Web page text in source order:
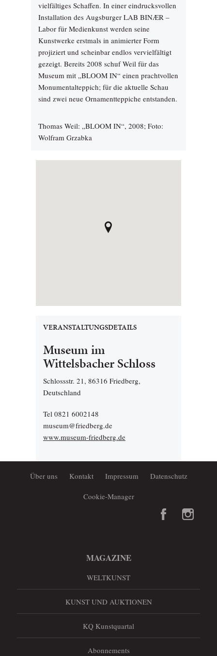
vielfältiges Schaffen. In einer eindrucksvollen
Installation des Augsburger LAB BINÆR –
Labor für Medienkunst werden seine
Kunstwerke erstmals in animierter Form
projiziert und scheinbar endlos vervielfältigt
gezeigt. Bereits 2008 schuf Weil für das
Museum mit „BLOOM IN“ einen prachtvollen
Monumentalteppich; für die aktuelle Schau
sind zwei neue Ornamentteppiche entstanden.
Thomas Weil: „BLOOM IN“, 2008; Foto:
Wolfram Grzabka
VERANSTALTUNGSDETAILS
Museum im
Wittelsbacher Schloss
Schlossstr. 21, 86316 Friedberg,
Deutschland
Tel 0821 6002148
museum@friedberg.de
www.museum-friedberg.de
Über uns Kontakt Impressum Datenschutz
Cookie-Manager
MAGAZINE
WELTKUNST
KUNST UND AUKTIONEN
KQ Kunstquartal
Abonnements